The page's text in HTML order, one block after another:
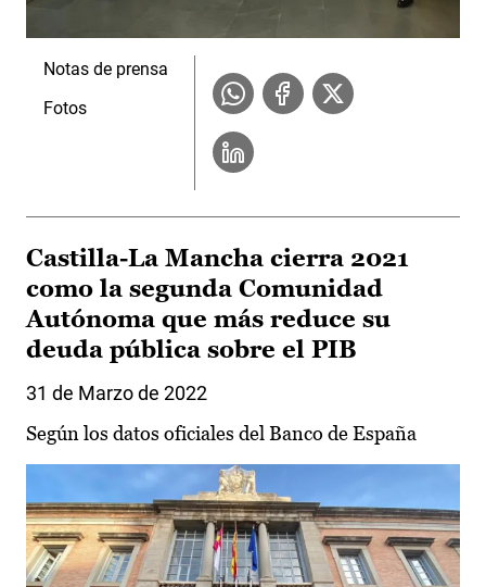
Notas de prensa
Fotos
Castilla-La Mancha cierra 2021
como la segunda Comunidad
Autónoma que más reduce su
deuda pública sobre el PIB
31 de Marzo de 2022
Según los datos oficiales del Banco de España